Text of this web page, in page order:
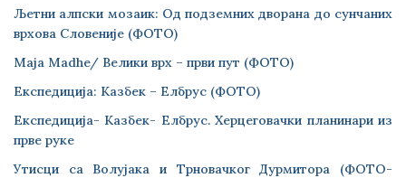
Љетни алпски мозаик: Од подземних дворана до сунчаних
врхова Словеније (ФОТО)
Maja Madhe/ Велики врх – први пут (ФОТО)
Експедиција: Казбек – Елбрус (ФОТО)
Експедиција- Казбек- Елбрус. Херцеговачки планинари из
прве руке
Утисци са Волујака и Трновачког Дурмитора (ФОТО-